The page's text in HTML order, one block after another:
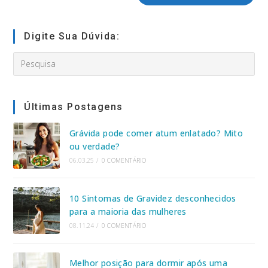
(opcional)
Digite Sua Dúvida:
this
Últimas Postagens
Grávida pode comer atum enlatado? Mito
ou verdade?
06.03.25 / 0 COMENTÁRIO
10 Sintomas de Gravidez desconhecidos
para a maioria das mulheres
08.11.24 / 0 COMENTÁRIO
Melhor posição para dormir após uma